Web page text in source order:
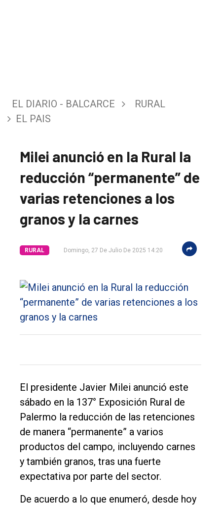
El
único
DIARIO
Balcarce
Inicio
EL DIARIO - BALCARCE
RURAL
EL PAIS
Milei anunció en la Rural la
reducción “permanente” de
varias retenciones a los
granos y la carnes
RURAL Domingo, 27 De Julio De 2025 14:20
El presidente Javier Milei anunció este
sábado en la 137° Exposición Rural de
Palermo la reducción de las retenciones
de manera “permanente” a varios
productos del campo, incluyendo carnes
y también granos, tras una fuerte
expectativa por parte del sector.
De acuerdo a lo que enumeró, desde hoy